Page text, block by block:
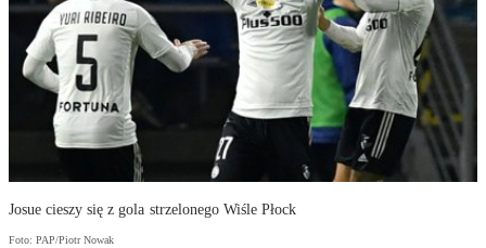
Josue cieszy się z gola strzelonego Wiśle Płock
Foto: PAP/Piotr Nowak